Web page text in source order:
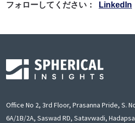
フォローしてください： LinkedIn
Office No 2, 3rd Floor, Prasanna Pride, S.
6A/1B/2A, Saswad RD, Satavwadi,